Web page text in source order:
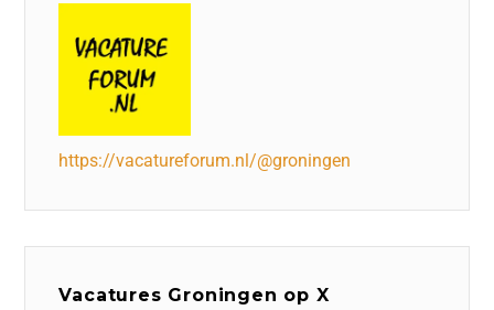
https://vacatureforum.nl/@groningen
Vacatures Groningen op X